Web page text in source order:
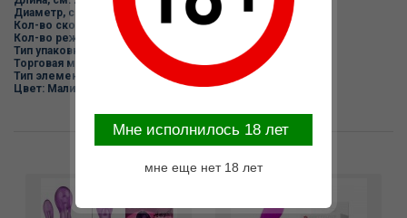
Диаметр, см: 3.00
Кол-во скоростей вибрации: 3
Кол-во режимов вибрации: 7
Тип упаковки: Коробка
Торговая марка: Baile Pretty Love
Тип элемента питания: AAA
Цвет: Малиновый
Mне исполнилось 18 лет
мне еще нет 18 лет